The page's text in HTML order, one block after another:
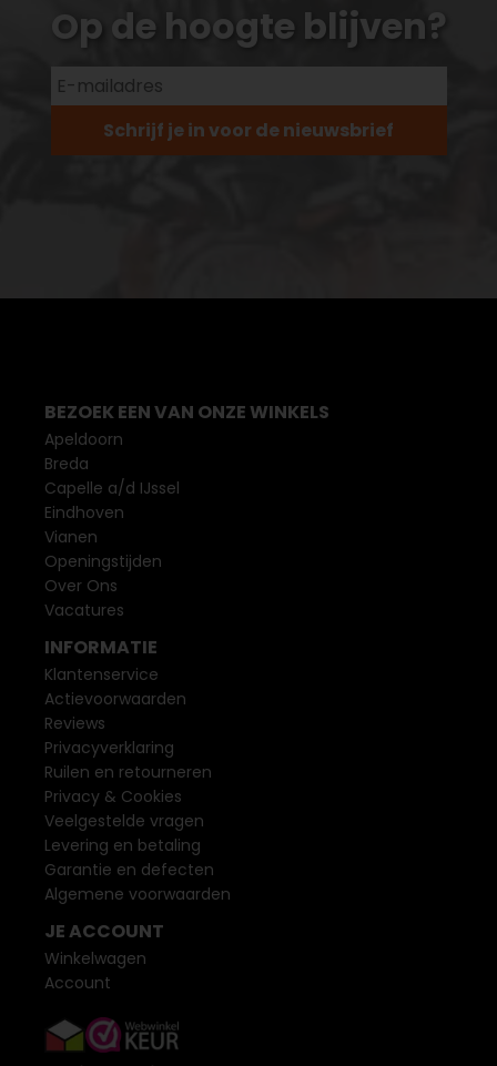
Op de hoogte blijven?
Schrijf je in voor de nieuwsbrief
BEZOEK EEN VAN ONZE WINKELS
Apeldoorn
Breda
Capelle a/d IJssel
Eindhoven
Vianen
Openingstijden
Over Ons
Vacatures
INFORMATIE
Klantenservice
Actievoorwaarden
Reviews
Privacyverklaring
Ruilen en retourneren
Privacy & Cookies
Veelgestelde vragen
Levering en betaling
Garantie en defecten
Algemene voorwaarden
JE ACCOUNT
Winkelwagen
Account